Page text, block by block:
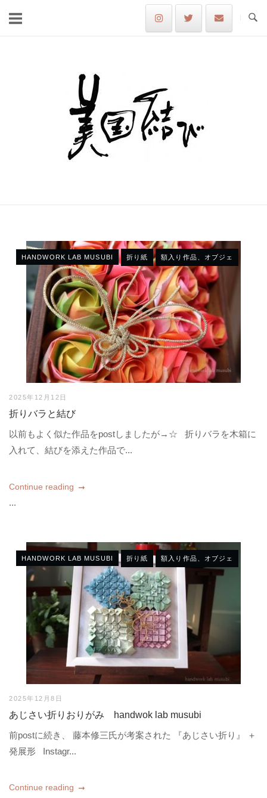
Home
HANDWORK LAB MUSUBI 折り紙 額入り作品、オブジェ
2025年12月12日
折りバラと結び
以前もよく似た作品をpostしましたが→☆ 折りバラを木箱に
入れて、結びを添えた作品で...
Continue reading
...
HANDWORK LAB MUSUBI 折り紙 額入り作品、オブジェ
2025年12月8日
あじさい折りおりがみ handwok lab musubi
前postに続き、 藤本修三氏が考案された 『あじさい折り』 ＋
発展形 Instagr...
Continue reading